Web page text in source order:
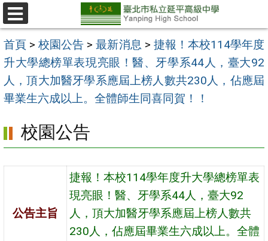
跳
至
主
要
內
容
選
單
首頁 >校園公告 >最新消息 > 捷報！本校114學年度
升大學總榜單表現亮眼！醫、牙學系44人，臺大92
人，頂大加醫牙學系應屆上榜人數共230人，佔應屆
畢業生六成以上。全體師生同喜同賀！！
校園公告
公告主旨
捷報！本校114學年度升大學總榜單表
現亮眼！醫、牙學系44人，臺大92
人，頂大加醫牙學系應屆上榜人數共
230人，佔應屆畢業生六成以上。全體